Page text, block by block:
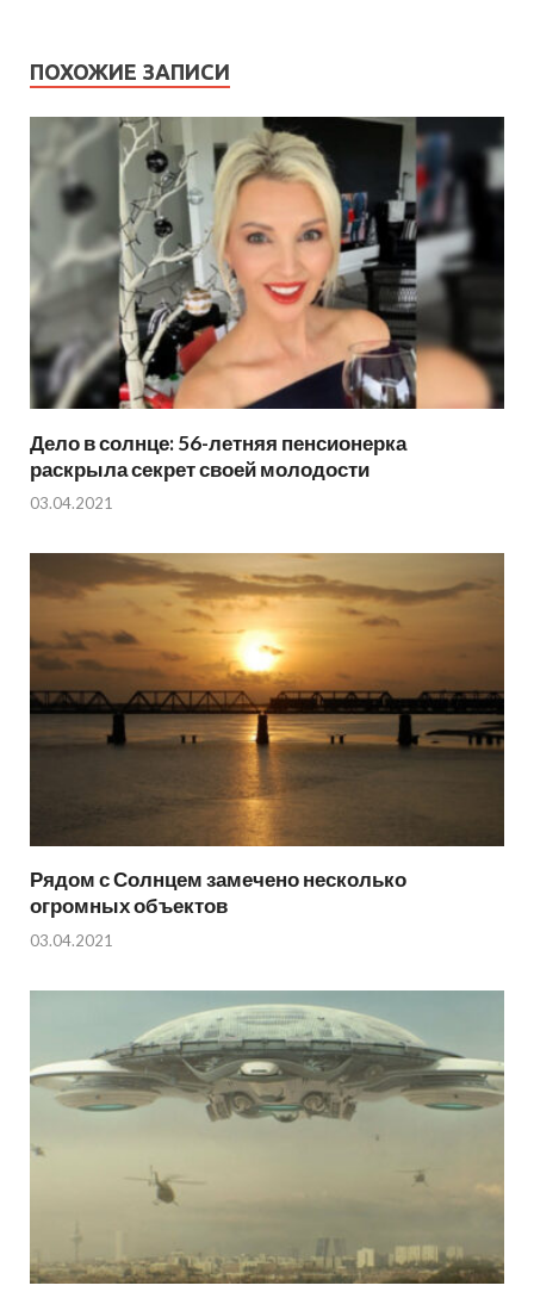
ПОХОЖИЕ ЗАПИСИ
Дело в солнце: 56-летняя пенсионерка
раскрыла секрет своей молодости
03.04.2021
Рядом с Солнцем замечено несколько
огромных объектов
03.04.2021